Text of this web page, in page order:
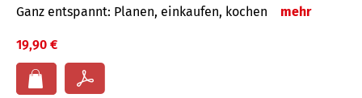
Ganz entspannt: Planen, einkaufen, kochen mehr
19,90 €